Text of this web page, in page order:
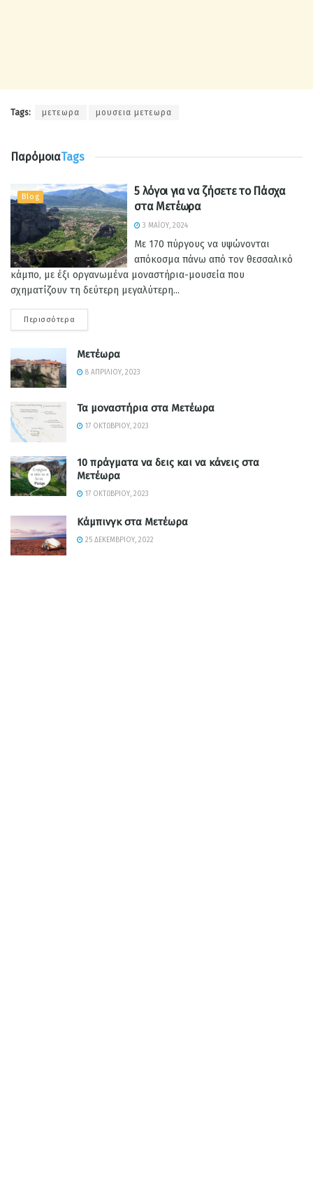
Tags: μετεωρα μουσεια μετεωρα
ΠαρόμοιαTags
Blog
5 λόγοι για να ζήσετε το Πάσχα
στα Μετέωρα
3 ΜΑΪ́ΟΥ, 2024
Με 170 πύργους να υψώνονται
απόκοσμα πάνω από τον θεσσαλικό
κάμπο, με έξι οργανωμένα μοναστήρια-μουσεία που
σχηματίζουν τη δεύτερη μεγαλύτερη...
Περισσότερα
Μετέωρα
8 ΑΠΡΙΛΊΟΥ, 2023
Τα μοναστήρια στα Μετέωρα
17 ΟΚΤΩΒΡΊΟΥ, 2023
10 πράγματα να δεις και να κάνεις στα
Μετέωρα
17 ΟΚΤΩΒΡΊΟΥ, 2023
Κάμπινγκ στα Μετέωρα
25 ΔΕΚΕΜΒΡΊΟΥ, 2022